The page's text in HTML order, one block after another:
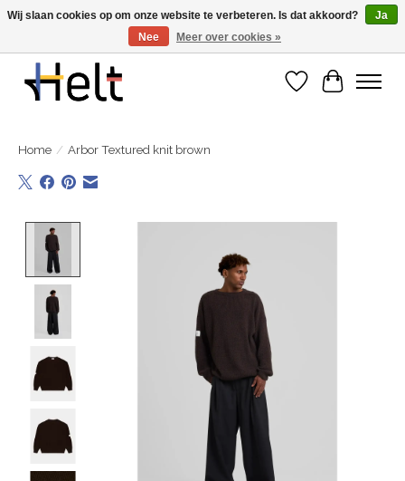
Ontdek de nieuwe collecties in store & online
Verlanglijst
Home / Arbor Textured knit brown
Wij slaan cookies op om onze website te verbeteren. Is dat akkoord?
Ja
Nee
Meer over cookies »